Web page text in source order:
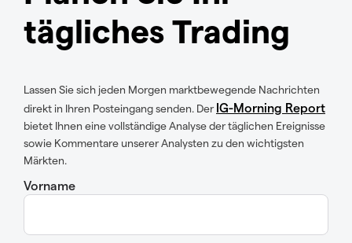
tägliches Trading
Lassen Sie sich jeden Morgen marktbewegende Nachrichten
direkt in Ihren Posteingang senden. Der IG-Morning Report
bietet Ihnen eine vollständige Analyse der täglichen Ereignisse
sowie Kommentare unserer Analysten zu den wichtigsten
Märkten.
Vorname